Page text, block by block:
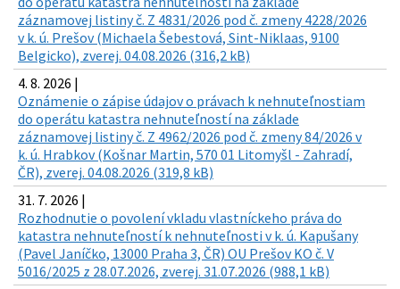
záznamovej listiny č. Z 4831/2026 pod č. zmeny 4228/2026
v k. ú. Prešov (Michaela Šebestová, Sint-Niklaas, 9100
Belgicko), zverej. 04.08.2026 (316,2 kB)
4. 8. 2026 |
Oznámenie o zápise údajov o právach k nehnuteľnostiam
do operátu katastra nehnuteľností na základe
záznamovej listiny č. Z 4962/2026 pod č. zmeny 84/2026 v
k. ú. Hrabkov (Košnar Martin, 570 01 Litomyšl - Zahradí,
ČR), zverej. 04.08.2026 (319,8 kB)
31. 7. 2026 |
Rozhodnutie o povolení vkladu vlastníckeho práva do
katastra nehnuteľností k nehnuteľnosti v k. ú. Kapušany
(Pavel Janíčko, 13000 Praha 3, ČR) OU Prešov KO č. V
5016/2025 z 28.07.2026, zverej. 31.07.2026 (988,1 kB)